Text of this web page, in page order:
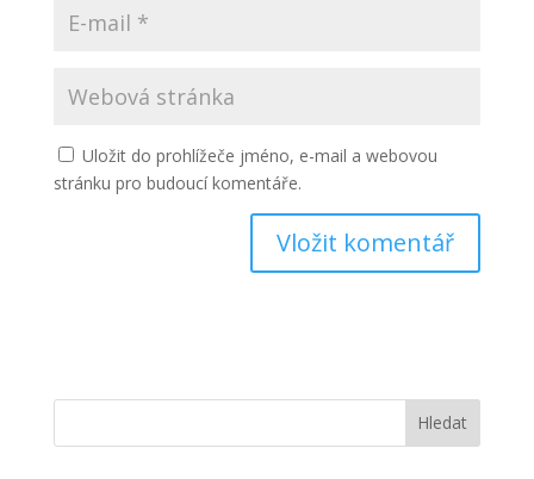
Uložit do prohlížeče jméno, e-mail a webovou
stránku pro budoucí komentáře.